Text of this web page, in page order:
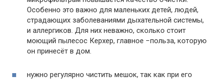
Особенно это важно для маленьких детей, людей,
страдающих заболеваниями дыхательной системы,
и аллергиков. Для них неважно, сколько стоит
моющий пылесос Керхер, главное −польза, которую
он принесёт в дом.
нужно регулярно чистить мешок, так как при его